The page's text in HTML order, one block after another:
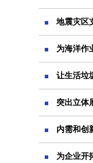
地震灾区
为海洋作
让生活垃
突出立体
内需和创
为企业开